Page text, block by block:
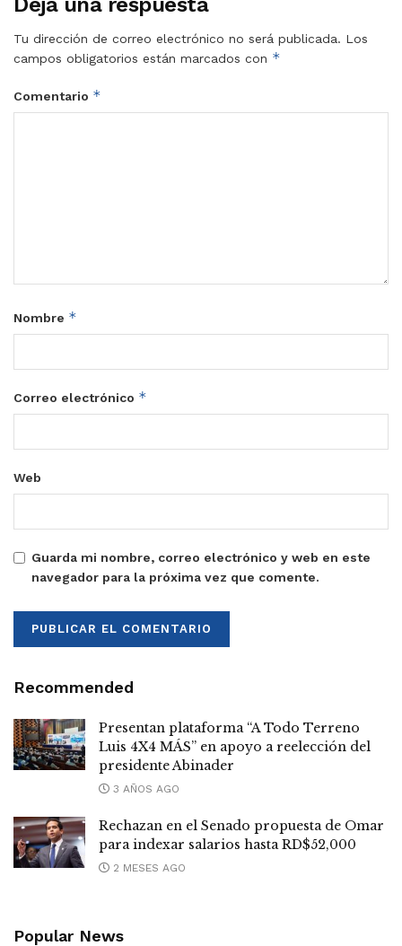
Tu dirección de correo electrónico no será publicada. Los
campos obligatorios están marcados con *
Comentario *
Nombre *
Correo electrónico *
Web
Guarda mi nombre, correo electrónico y web en este
navegador para la próxima vez que comente.
Recommended
Presentan plataforma “A Todo Terreno
Luis 4X4 MÁS” en apoyo a reelección del
presidente Abinader
3 AÑOS AGO
Rechazan en el Senado propuesta de Omar
para indexar salarios hasta RD$52,000
2 MESES AGO
Popular News